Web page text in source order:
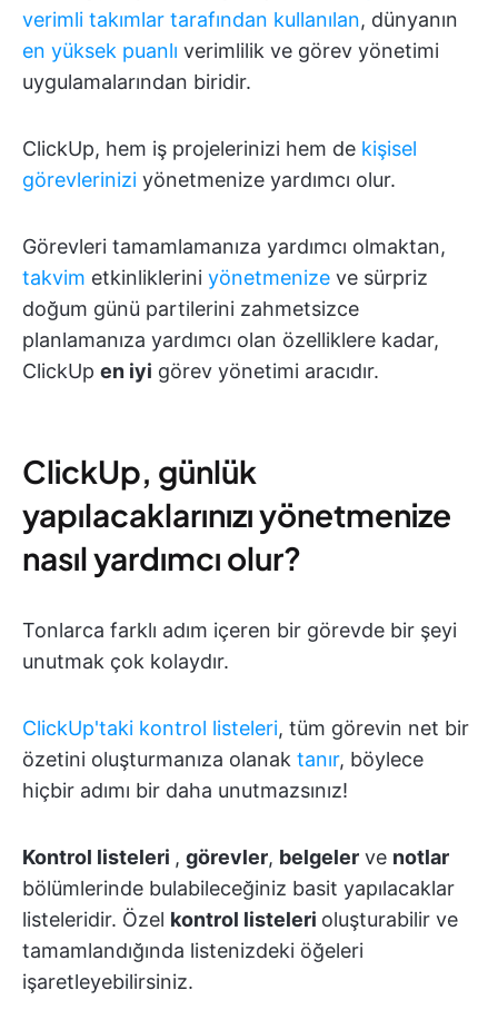
verimli takımlar tarafından kullanılan, dünyanın
en yüksek puanlı verimlilik ve görev yönetimi
uygulamalarından biridir.
ClickUp, hem iş projelerinizi hem de kişisel
görevlerinizi yönetmenize yardımcı olur.
Görevleri tamamlamanıza yardımcı olmaktan,
takvim etkinliklerini yönetmenize ve sürpriz
doğum günü partilerini zahmetsizce
planlamanıza yardımcı olan özelliklere kadar,
ClickUp en iyi görev yönetimi aracıdır.
ClickUp, günlük
yapılacaklarınızı yönetmenize
nasıl yardımcı olur?
Tonlarca farklı adım içeren bir görevde bir şeyi
unutmak çok kolaydır.
ClickUp'taki kontrol listeleri, tüm görevin net bir
özetini oluşturmanıza olanak tanır, böylece
hiçbir adımı bir daha unutmazsınız!
Kontrol listeleri , görevler, belgeler ve notlar
bölümlerinde bulabileceğiniz basit yapılacaklar
listeleridir. Özel kontrol listeleri oluşturabilir ve
tamamlandığında listenizdeki öğeleri
işaretleyebilirsiniz.